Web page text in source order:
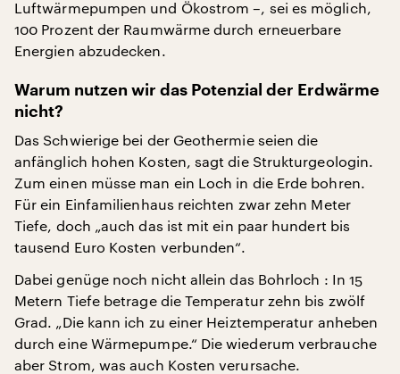
Luftwärmepumpen und Ökostrom –, sei es möglich,
100 Prozent der Raumwärme durch erneuerbare
Energien abzudecken.
Warum nutzen wir das Potenzial der Erdwärme
nicht?
Das Schwierige bei der Geothermie seien die
anfänglich hohen Kosten, sagt die Strukturgeologin.
Zum einen müsse man ein Loch in die Erde bohren.
Für ein Einfamilienhaus reichten zwar zehn Meter
Tiefe, doch „auch das ist mit ein paar hundert bis
tausend Euro Kosten verbunden“.
Dabei genüge noch nicht allein das Bohrloch : In 15
Metern Tiefe betrage die Temperatur zehn bis zwölf
Grad. „Die kann ich zu einer Heiztemperatur anheben
durch eine Wärmepumpe.“ Die wiederum verbrauche
aber Strom, was auch Kosten verursache.